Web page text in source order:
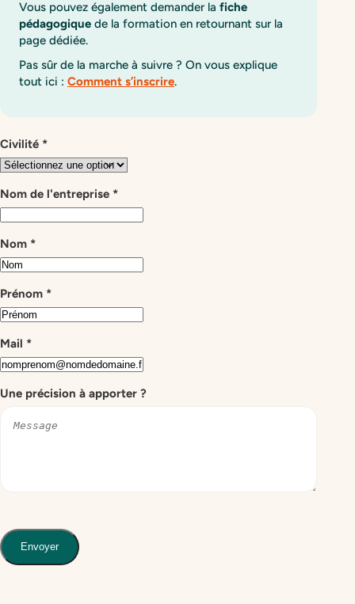
Vous pouvez également demander la fiche
pédagogique de la formation en retournant sur la
page dédiée.
Pas sûr de la marche à suivre ? On vous explique
tout ici : Comment s’inscrire.
[Session]
-
Demande
de
devis
Civilité *
Nom de l'entreprise *
Nom *
Prénom *
Mail *
Une précision à apporter ?
Envoyer